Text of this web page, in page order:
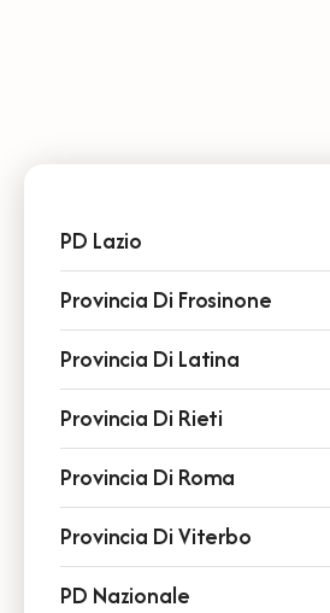
PD Lazio
Provincia Di Frosinone
Provincia Di Latina
Provincia Di Rieti
Provincia Di Roma
Provincia Di Viterbo
PD Nazionale